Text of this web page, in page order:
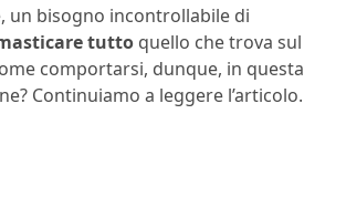
un bisogno incontrollabile di
tutto quello che trova sul
comportarsi, dunque, in questa
Continuiamo a leggere l’articolo.